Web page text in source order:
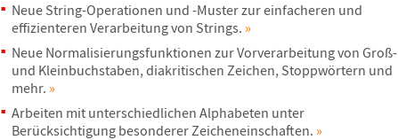
Neue String-Operationen und -Muster zur einfacheren und
effizienteren Verarbeitung von Strings. »
Neue Normalisierungsfunktionen zur Vorverarbeitung von Groß-
und Kleinbuchstaben, diakritischen Zeichen, Stoppwörtern und
mehr. »
Arbeiten mit unterschiedlichen Alphabeten unter
Berücksichtigung besonderer Zeicheneinschaften. »